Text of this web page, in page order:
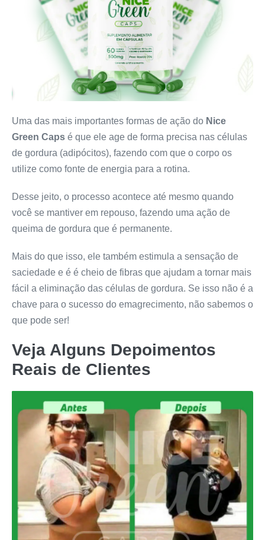
Uma das mais importantes formas de ação do Nice
Green Caps é que ele age de forma precisa nas células
de gordura (adipócitos), fazendo com que o corpo os
utilize como fonte de energia para a rotina.
Desse jeito, o processo acontece até mesmo quando
você se mantiver em repouso, fazendo uma ação de
queima de gordura que é permanente.
Mais do que isso, ele também estimula a sensação de
saciedade e é é cheio de fibras que ajudam a tornar mais
fácil a eliminação das células de gordura. Se isso não é a
chave para o sucesso do emagrecimento, não sabemos o
que pode ser!
Veja Alguns Depoimentos
Reais de Clientes